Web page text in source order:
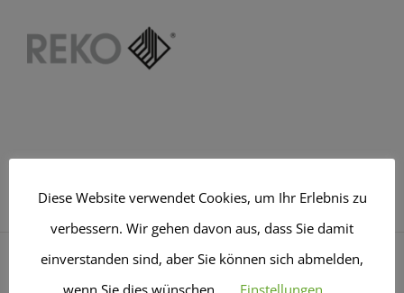
Diese Website verwendet Cookies, um Ihr Erlebnis zu
verbessern. Wir gehen davon aus, dass Sie damit
einverstanden sind, aber Sie können sich abmelden,
wenn Sie dies wünschen.
Einstellungen